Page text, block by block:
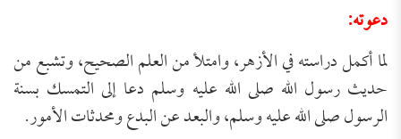
دعوته:
لما أكمل دراسته في الأزهر، وامتلأ من العلم الصحيح، وتشبع من
حديث رسول الله صلى الله عليه وسلم دعا إلى التمسك بسنة
الرسول صلى الله عليه وسلم، والبعد عن البدع ومحدثات الأمور.